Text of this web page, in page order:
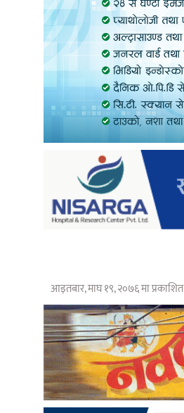
आइतबार, माघ १९, २०७६ मा प्रकाशित